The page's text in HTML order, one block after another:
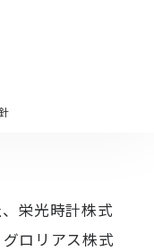
栄光時計株式
ロリアス株式